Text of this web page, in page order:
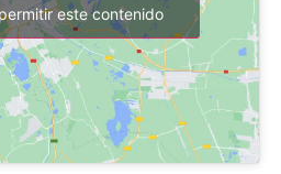
este contenido